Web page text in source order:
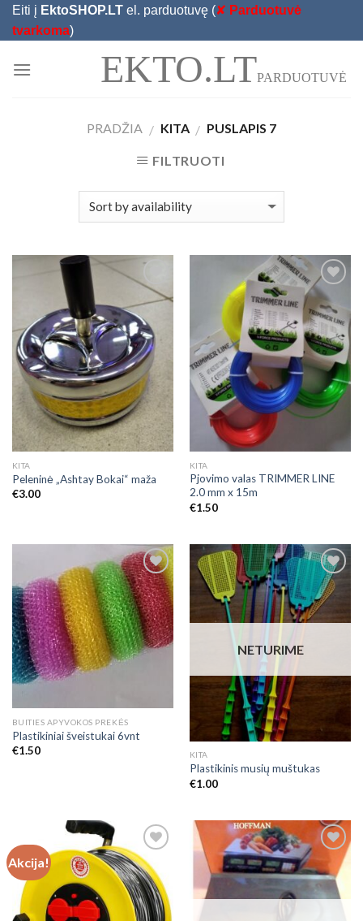
Skip
Eiti į EktoSHOP.LT el. parduotuvę (✘ Parduotuvė
tvarkoma)
EKTO.LTPARDUOTUVĖ
PRADŽIA / KITA / PUSLAPIS 7
FILTRUOTI
Add to
Wishlist
KITA
Peleninė „Ashtay Bokai“ maža
€3.00
Add to
Wishlist
KITA
Pjovimo valas TRIMMER LINE
2.0 mm x 15m
€1.50
Add to
Wishlist
BUITIES APYVOKOS PREKĖS
Plastikiniai šveistukai 6vnt
€1.50
Add to
Wishlist
NETURIME
KITA
Plastikinis musių muštukas
€1.00
Akcija!
Add to
Wishlist
Add to
Wishlist